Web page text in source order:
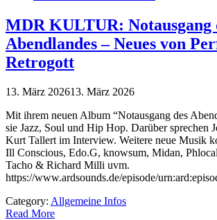
MDR KULTUR: Notausgang
Abendlandes – Neues von
Retrogott
13. März 202613. März 2026
Mit ihrem neuen Album “Notausgang des
sie Jazz, Soul und Hip Hop. Darüber sprechen
Kurt Tallert im Interview. Weitere neue Musik
Ill Conscious, Edo.G, knowsum, Midan,
Tacho & Richard Milli uvm.
https://www.ardsounds.de/episode/
Category: Allgemeine Infos
Read More